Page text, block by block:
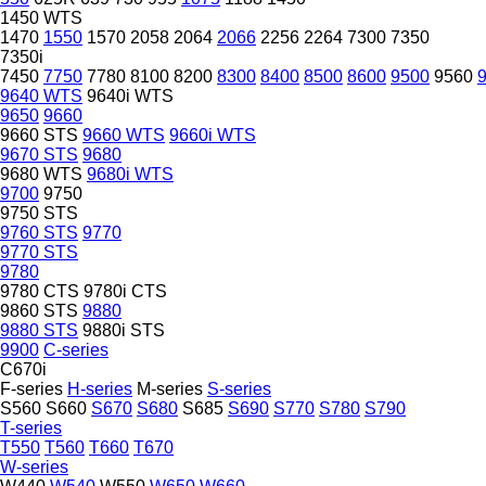
1450 WTS
1470 1550 1570 2058 2064 2066 2256 2264 7300 7350
7350i
7450 7750 7780 8100 8200 8300 8400 8500 8600 9500 9560
9640 WTS 9640i WTS
9650 9660
9660 STS 9660 WTS 9660i WTS
9670 STS 9680
9680 WTS 9680i WTS
9700 9750
9750 STS
9760 STS 9770
9770 STS
9780
9780 CTS 9780i CTS
9860 STS 9880
9880 STS 9880i STS
9900 C-series
C670i
F-series H-series M-series S-series
S560 S660 S670 S680 S685 S690 S770 S780 S790
T-series
T550 T560 T660 T670
W-series